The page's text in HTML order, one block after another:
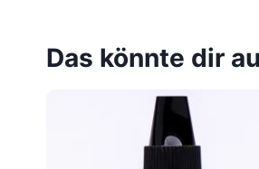
Das könnte dir